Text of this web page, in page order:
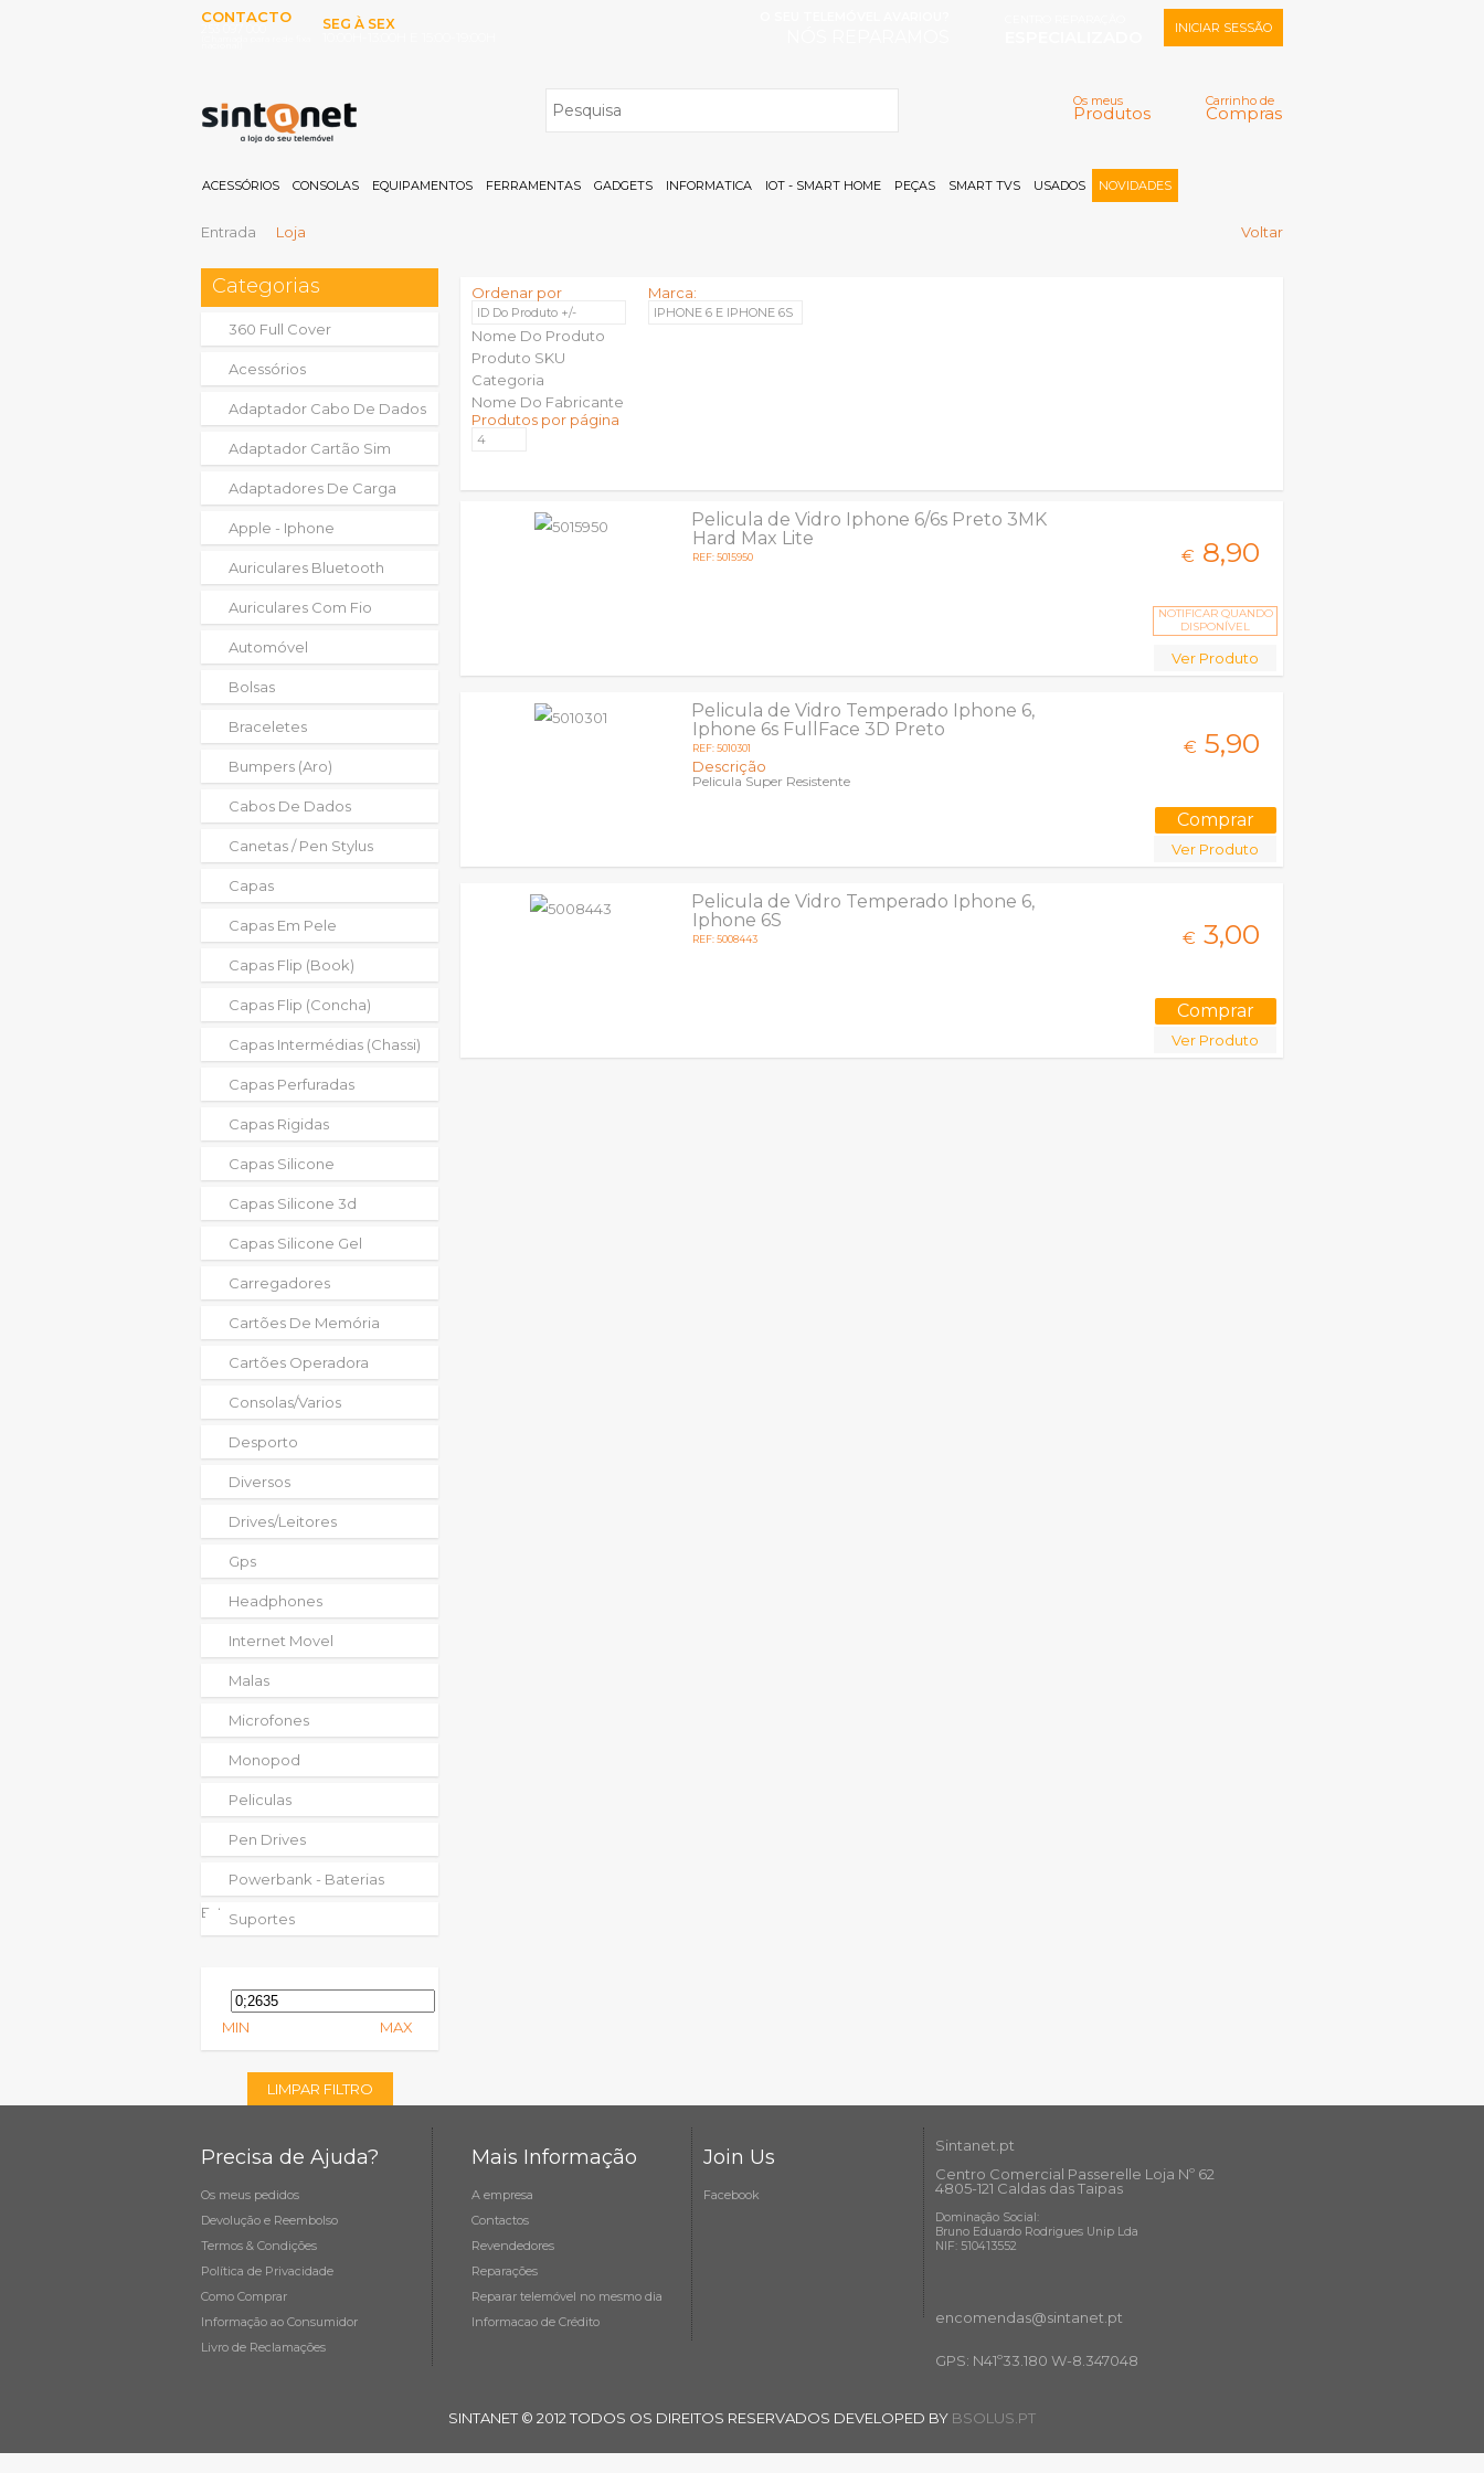
CONTACTO
SEG À SEX
Carrinho de
Compras
Os meus
Produtos
INICIAR SESSÃO
Memorizar
Registar |
ACESSÓRIOS CONSOLAS EQUIPAMENTOS FERRAMENTAS GADGETS INFORMATICA IOT - SMART HOME PEÇAS SMART TVS USADOS NOVIDADES
Entrada Loja Voltar
Categorias
360 Full Cover
Acessórios
Adaptador Cabo De Dados
Adaptador Cartão Sim
Adaptadores De Carga
Apple - Iphone
Auriculares Bluetooth
Auriculares Com Fio
Automóvel
Bolsas
Braceletes
Bumpers (aro)
Cabos De Dados
Canetas / Pen Stylus
Capas
Capas Em Pele
Capas Flip (book)
Capas Flip (concha)
Capas Intermédias (chassi)
Capas Perfuradas
Capas Rigidas
Capas Silicone
Capas Silicone 3d
Capas Silicone Gel
Carregadores
Cartões De Memória
Cartões Operadora
Consolas/varios
Desporto
Diversos
Drives/leitores
Gps
Headphones
Internet Movel
Malas
Microfones
Monopod
Peliculas
Pen Drives
Powerbank - Baterias
ExternasSuportes
MIN MAX
LIMPAR FILTRO
Ordenar por
ID Do Produto +/-
Nome Do Produto
Produto SKU
Categoria
Nome Do Fabricante
Marca:
IPHONE 6 E IPHONE 6S
Produtos por página
Pelicula de Vidro Iphone 6/6s Preto 3MK
Hard Max Lite
REF: 5015950 € 8,90
NOTIFICAR QUANDO
DISPONÍVEL
Ver Produto
Pelicula de Vidro Temperado Iphone 6,
Iphone 6s FullFace 3D Preto
REF: 5010301
Descrição
Pelicula Super Resistente
€ 5,90
Ver Produto
Pelicula de Vidro Temperado Iphone 6,
Iphone 6S
REF: 5008443 € 3,00
Ver Produto
Precisa de Ajuda?
Os meus pedidos
Devolução e Reembolso
Termos & Condições
Política de Privacidade
Como Comprar
Informação ao Consumidor
Livro de Reclamações
Mais Informação
A empresa
Contactos
Revendedores
Reparações
Reparar telemóvel no mesmo dia
Informacao de Crédito
Join Us
Facebook
Sintanet.pt
Centro Comercial Passerelle Loja Nº 62
4805-121 Caldas das Taipas
Dominação Social:
Bruno Eduardo Rodrigues Unip Lda
NIF: 510413552
encomendas@sintanet .pt
GPS: N41º33.180 W-8.347048
SINTANET © 2012 TODOS OS DIREITOS RESERVADOS DEVELOPED BY BSOLUS.PT